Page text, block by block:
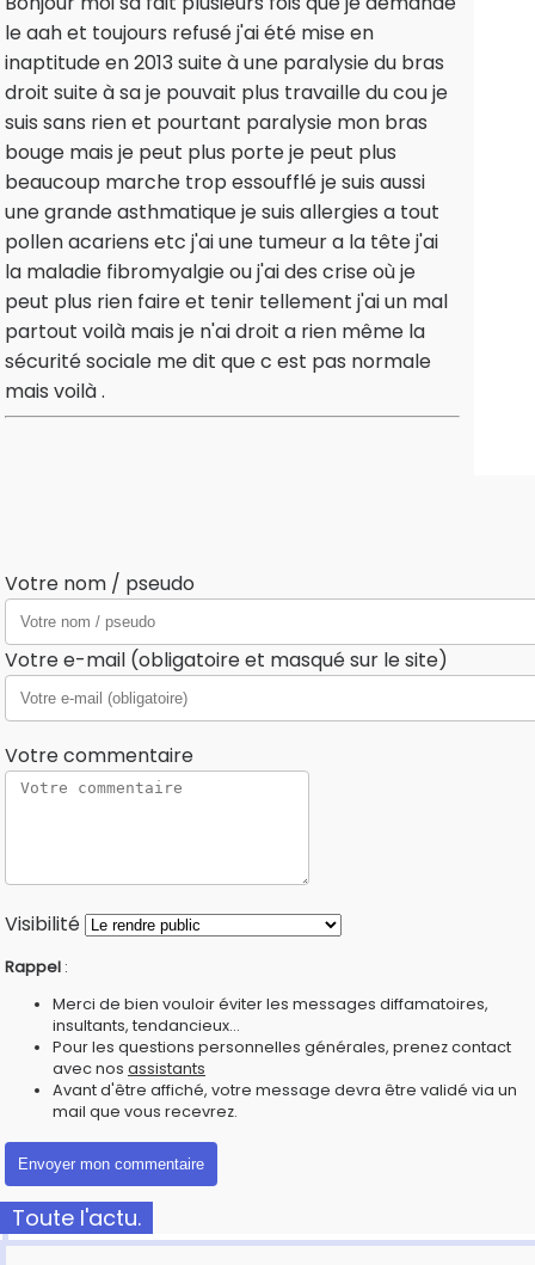
le aah et toujours refusé j'ai été mise en
inaptitude en 2013 suite à une paralysie du bras
droit suite à sa je pouvait plus travaille du cou je
suis sans rien et pourtant paralysie mon bras
bouge mais je peut plus porte je peut plus
beaucoup marche trop essoufflé je suis aussi
une grande asthmatique je suis allergies a tout
pollen acariens etc j'ai une tumeur a la tête j'ai
la maladie fibromyalgie ou j'ai des crise où je
peut plus rien faire et tenir tellement j'ai un mal
partout voilà mais je n'ai droit a rien même la
sécurité sociale me dit que c est pas normale
mais voilà .
Votre nom / pseudo
Votre e-mail (obligatoire et masqué sur le site)
Votre commentaire
Visibilité
Rappel :
Merci de bien vouloir éviter les messages diffamatoires,
insultants, tendancieux...
Pour les questions personnelles générales, prenez contact
avec nos assistants
Avant d'être affiché, votre message devra être validé via un
mail que vous recevrez.
Toute l'actu.